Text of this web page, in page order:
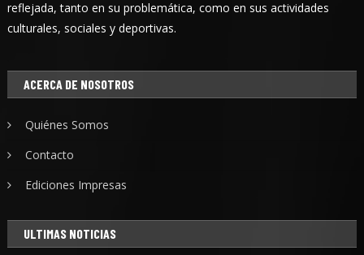
reflejada, tanto en su problemática, como en sus actividades
culturales, sociales y deportivas.
ACERCA DE NOSOTROS
Quiénes Somos
Contacto
Ediciones Impresas
ULTIMAS NOTICIAS